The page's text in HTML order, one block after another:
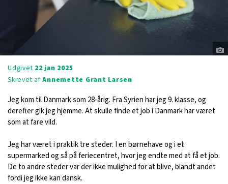
Udgivet 22 jan 2025
Skrevet afAnnemette Grant Larsen
Jeg kom til Danmark som 28-årig. Fra Syrien har jeg 9. klasse, og
derefter gik jeg hjemme. At skulle finde et job i Danmark har været
som at fare vild.
Jeg har været i praktik tre steder. I en børnehave og i et
supermarked og så på feriecentret, hvor jeg endte med at få et job.
De to andre steder var der ikke mulighed for at blive, blandt andet
fordi jeg ikke kan dansk.